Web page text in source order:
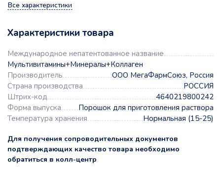
Все характеристики
Характеристики товара
Международное непатентованное название
Мультивитамины+Минералы+Коллаген
Производитель
ООО МегаФармСоюз, Россия
Страна производства
РОССИЯ
Штрих-код
4640219800242
Форма выпуска
Порошок для приготовления раствора
Температура хранения
Нормальная (15-25)
Для получения сопроводительных документов
подтверждающих качество товара необходимо
обратиться в колл-центр